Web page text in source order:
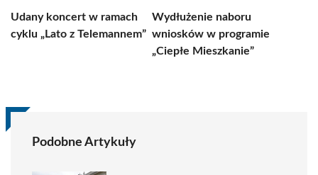
Udany koncert w ramach
cyklu „Lato z Telemannem”
Wydłużenie naboru
wniosków w programie
„Ciepłe Mieszkanie”
Podobne Artykuły